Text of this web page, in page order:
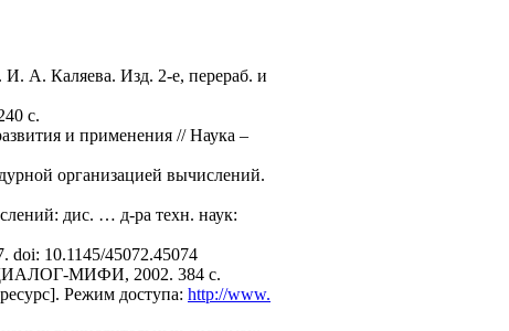
А. Каляева. Изд. 2-е, перераб. и
с.
и применения // Наука –
организацией вычислений.
дис. … д-ра техн. наук:
doi: 10.1145/45072.45074
ДИАЛОГ-МИФИ, 2002. 384 с.
Режим доступа: http://www.